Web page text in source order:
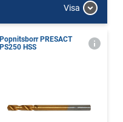
Visa
Popnitsborr PRESACT
PS250 HSS